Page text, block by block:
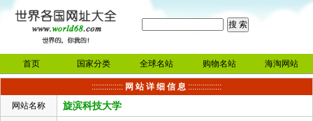
首页 国家分类 全球名站 购物名站 海淘网站
::::::::::::::: 网 站 详 细 信 息 ::::::::::::::::
网站名称
旋滨科技大学